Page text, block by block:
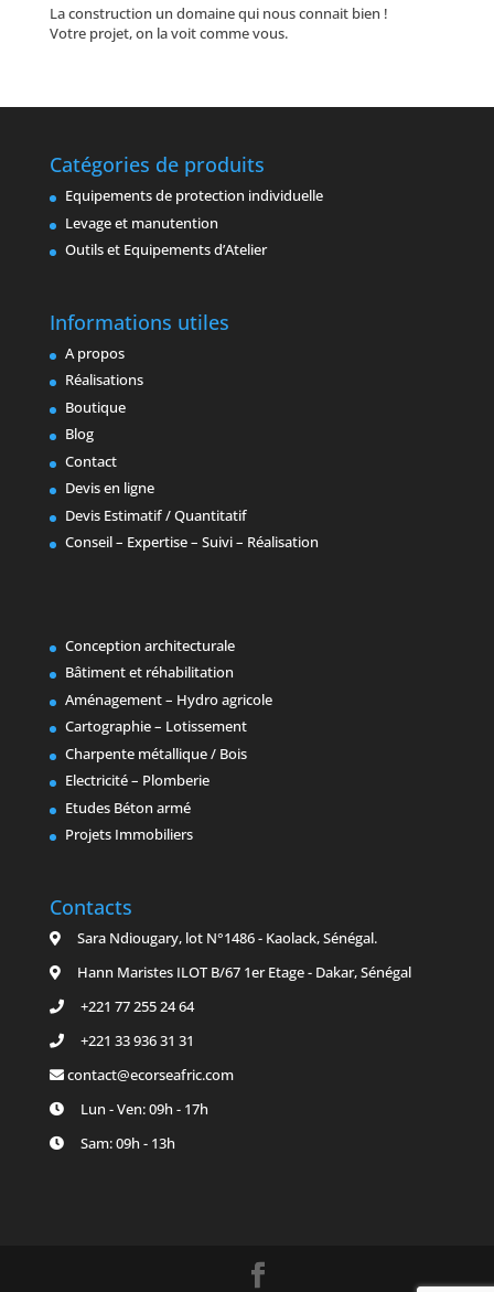
La construction un domaine qui nous connait bien !
Votre projet, on la voit comme vous.
Catégories de produits
Equipements de protection individuelle
Levage et manutention
Outils et Equipements d’Atelier
Informations utiles
A propos
Réalisations
Boutique
Blog
Contact
Devis en ligne
Devis Estimatif / Quantitatif
Conseil – Expertise – Suivi – Réalisation
Conception architecturale
Bâtiment et réhabilitation
Aménagement – Hydro agricole
Cartographie – Lotissement
Charpente métallique / Bois
Electricité – Plomberie
Etudes Béton armé
Projets Immobiliers
Contacts
Sara Ndiougary, lot N°1486 - Kaolack, Sénégal.
Hann Maristes ILOT B/67 1er Etage - Dakar, Sénégal
+221 77 255 24 64
+221 33 936 31 31
contact@ecorseafric.com
Lun - Ven: 09h - 17h
Sam: 09h - 13h